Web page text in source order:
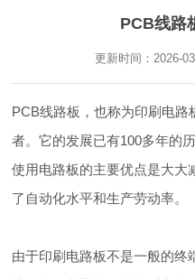
PCB线路
更新时间：2026-
PCB线路板，也称为印刷电
者。它的发展已有100多年的
使用电路板的主要优点是大大
了自动化水平和生产劳动率。
由于印刷电路板不是一般的终